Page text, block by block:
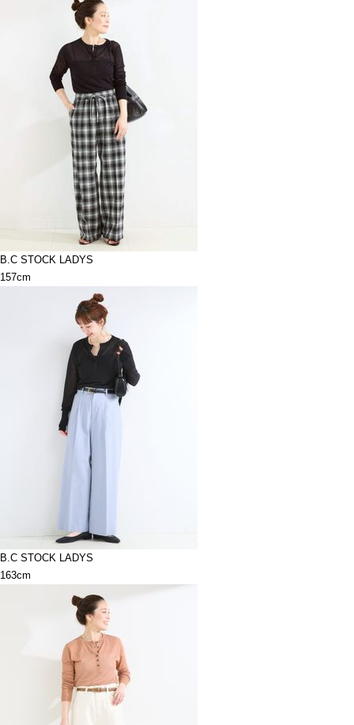
B.C STOCK LADYS
157cm
B.C STOCK LADYS
163cm